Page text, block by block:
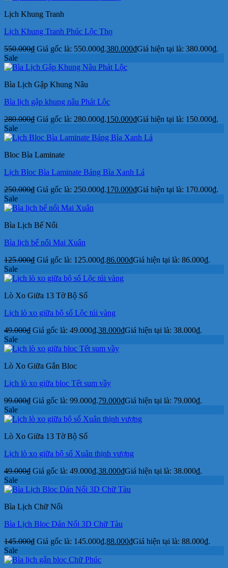
Lịch Khung Tranh
Lịch Khung Tranh Phúc Lộc Thọ
550.000₫ Giá gốc là: 550.000₫.380.000₫Giá hiện tại là: 380.000₫.
Sale
Bìa Lịch Gập Khung Nâu
Bìa lịch gập khung nâu Phát Lộc
280.000₫ Giá gốc là: 280.000₫.150.000₫Giá hiện tại là: 150.000₫.
Sale
Bloc Bìa Laminate
Lịch Bloc Bìa Laminate Bảng Bìa Xanh Lá
250.000₫ Giá gốc là: 250.000₫.170.000₫Giá hiện tại là: 170.000₫.
Sale
Bìa Lịch Bế Nổi
Bìa lịch bế nổi Mai Xuân
125.000₫ Giá gốc là: 125.000₫.86.000₫Giá hiện tại là: 86.000₫.
Sale
Lò Xo Giữa 13 Tờ Bộ Số
Lịch lò xo giữa bộ số Lộc túi vàng
49.000₫ Giá gốc là: 49.000₫.38.000₫Giá hiện tại là: 38.000₫.
Sale
Lò Xo Giữa Gắn Bloc
Lịch lò xo giữa bloc Tết sum vầy
99.000₫ Giá gốc là: 99.000₫.79.000₫Giá hiện tại là: 79.000₫.
Sale
Lò Xo Giữa 13 Tờ Bộ Số
Lịch lò xo giữa bộ số Xuân thịnh vượng
49.000₫ Giá gốc là: 49.000₫.38.000₫Giá hiện tại là: 38.000₫.
Sale
Bìa Lịch Chữ Nổi
Bìa Lịch Bloc Dán Nổi 3D Chữ Tàu
145.000₫ Giá gốc là: 145.000₫.88.000₫Giá hiện tại là: 88.000₫.
Sale